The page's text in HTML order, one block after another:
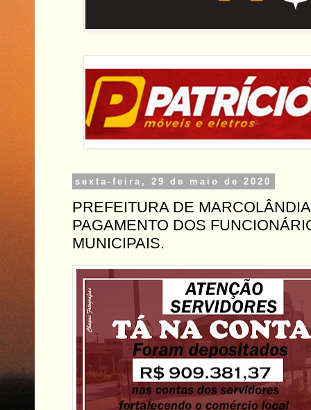
sexta-feira, 29 de maio de 2020
PREFEITURA DE
PAGAMENTO DOS
MUNICIPAIS.